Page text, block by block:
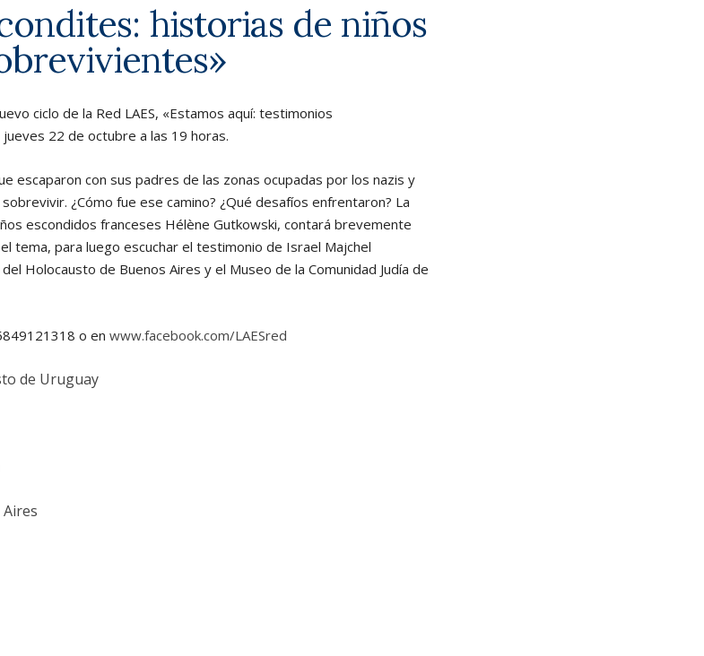
historias de niños
ciclo de la Red LAES, «Estamos aquí: testimonios
22 de octubre a las 19 horas.
escaparon con sus padres de las zonas ocupadas por los nazis y
¿Cómo fue ese camino? ¿Qué desafíos enfrentaron? La
escondidos franceses Hélène Gutkowski, contará brevemente
tema, para luego escuchar el testimonio de Israel Majchel
Holocausto de Buenos Aires y el Museo de la Comunidad Judía de
o en www.facebook.com/LAESred
de Uruguay